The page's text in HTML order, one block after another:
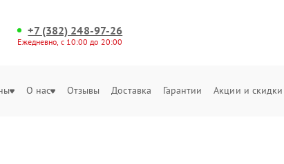
+7 (382) 248-97-26
Ежедневно, с 10:00 до 20:00
О нас Отзывы Доставка Гарантии Акции и скидки